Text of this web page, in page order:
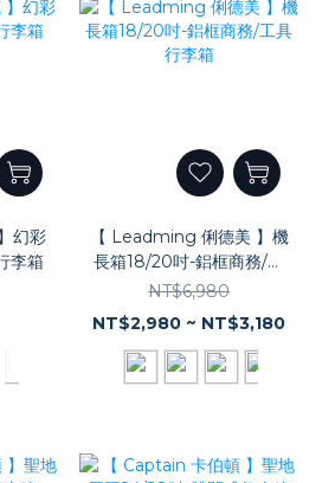
幻彩
李箱
【 Leadming 俐德美 】機
長箱18/20吋-鋁框商務/工
具行李箱
NT$6,980
NT$2,980 ~ NT$3,180